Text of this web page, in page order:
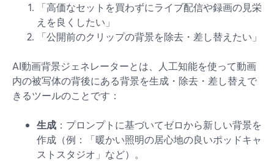
「高価なセットを買わずにライブ配信や録画の見栄
えを良くしたい」
「公開前のクリップの背景を除去・差し替えたい」
AI動画背景ジェネレーターとは、人工知能を使って動画
内の被写体の背後にある背景を生成・除去・差し替えで
きるツールのことです：
生成 ：プロンプトに基づいてゼロから新しい背景を
作成（例：「暖かい照明の居心地の良いポッドキャ
ストスタジオ」など）。